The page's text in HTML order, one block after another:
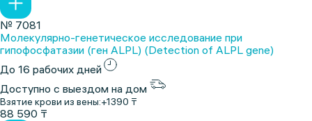
№ 7081
Молекулярно-генетическое исследование при
гипофосфатазии (ген ALPL) (Detection of ALPL gene)
До 16 рабочих дней
Доступно с выездом на дом
Взятие крови из вены:+1390 ₸
88 590 ₸